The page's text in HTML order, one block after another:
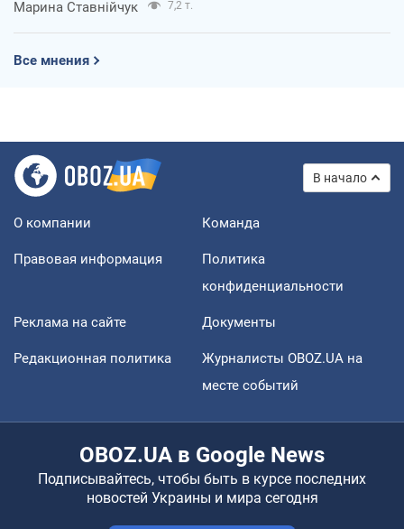
Марина Ставнійчук 7,2 т.
Все мнения
В начало
О компании Команда
Правовая информация
Политика
конфиденциальности
Реклама на сайте Документы
Редакционная политика
Журналисты OBOZ.UA на
месте событий
OBOZ.UA в Google News
Подписывайтесь, чтобы быть в курсе последних
новостей Украины и мира сегодня